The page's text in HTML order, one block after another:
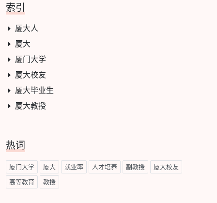
索引
厦大人
厦大
厦门大学
厦大校友
厦大毕业生
厦大教授
热词
厦门大学 厦大 就业率 人才培养 副教授 厦大校友
高等教育 教授